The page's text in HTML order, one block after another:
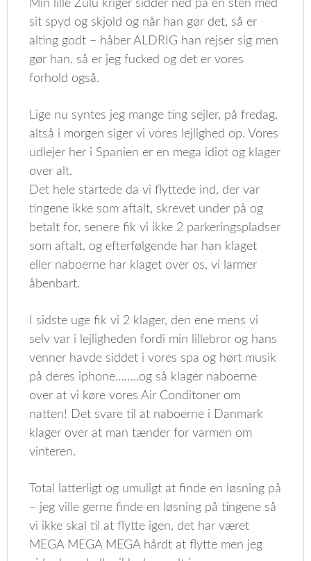
Min lille Zulu kriger sidder ned på en sten med
sit spyd og skjold og når han gør det, så er
alting godt – håber ALDRIG han rejser sig men
gør han, så er jeg fucked og det er vores
forhold også.
Lige nu syntes jeg mange ting sejler, på fredag,
altså i morgen siger vi vores lejlighed op. Vores
udlejer her i Spanien er en mega idiot og klager
over alt.
Det hele startede da vi flyttede ind, der var
tingene ikke som aftalt, skrevet under på og
betalt for, senere fik vi ikke 2 parkeringspladser
som aftalt, og efterfølgende har han klaget
eller naboerne har klaget over os, vi larmer
åbenbart.
I sidste uge fik vi 2 klager, den ene mens vi
selv var i lejligheden fordi min lillebror og hans
venner havde siddet i vores spa og hørt musik
på deres iphone……..og så klager naboerne
over at vi køre vores Air Conditoner om
natten! Det svare til at naboerne i Danmark
klager over at man tænder for varmen om
vinteren.
Total latterligt og umuligt at finde en løsning på
– jeg ville gerne finde en løsning på tingene så
vi ikke skal til at flytte igen, det har været
MEGA MEGA MEGA hårdt at flytte men jeg